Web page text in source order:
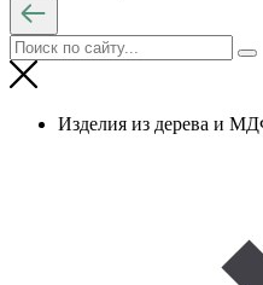
Изделия из дерева и